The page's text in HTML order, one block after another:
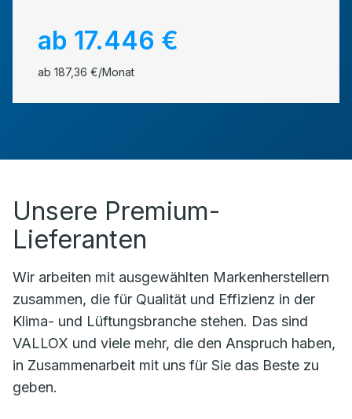
ab 17.446 €
ab 187,36 €/Monat
Unsere Premium-
Lieferanten
Wir arbeiten mit ausgewählten Markenherstellern
zusammen, die für Qualität und Effizienz in der
Klima- und Lüftungsbranche stehen. Das sind
VALLOX und viele mehr, die den Anspruch haben,
in Zusammenarbeit mit uns für Sie das Beste zu
geben.